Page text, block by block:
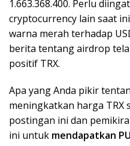
1.663.368.400. Perlu
cryptocurrency lain saat
warna merah terhadap
berita tentang airdrop
positif TRX.
Apa yang Anda pikir
meningkatkan harga TRX
postingan ini dan
ini untuk mendapatkan